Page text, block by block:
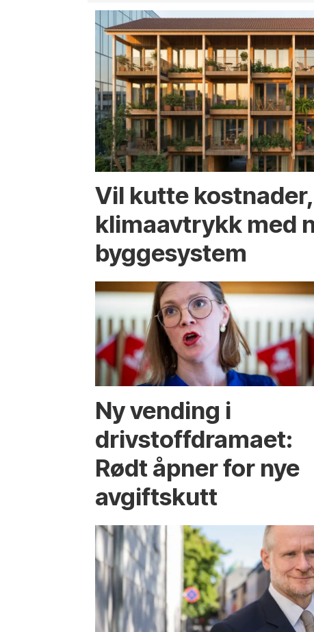
Vil kutte
klima­avtrykk med
bygge­system
Ny vending i
drivstoffdramaet:
Rødt åpner for nye
avgiftskutt